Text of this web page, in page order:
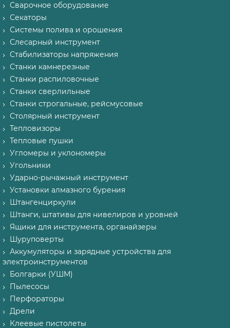
Сварочное оборудование
Секаторы
Системы полива и орошения
Слесарный инструмент
Стабилизаторы напряжения
Станки камнерезные
Станки распиловочные
Станки сверлильные
Станки строгальные, рейсмусовые
Столярный инструмент
Тепловизоры
Тепловые пушки
Угломеры и уклономеры
Угольники
Ударно-рычажный инструмент
Установки алмазного бурения
Штангенциркули
Штанги, штативы для нивелиров и уровней
Ящики для инструмента, органайзеры
Шуруповерты
Аккумуляторы и зарядные устройства для
электроинструментов
Болгарки (УШМ)
Пылесосы
Перфораторы
Дрели
Клеевые пистолеты